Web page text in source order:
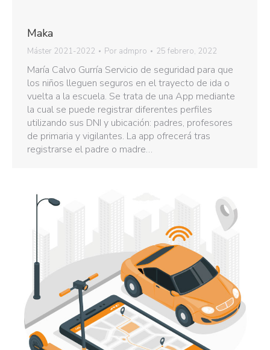
Maka
Máster 2021-2022 Por admpro 25 febrero, 2022
María Calvo Gurría Servicio de seguridad para que
los niños lleguen seguros en el trayecto de ida o
vuelta a la escuela. Se trata de una App mediante
la cual se puede registrar diferentes perfiles
utilizando sus DNI y ubicación: padres, profesores
de primaria y vigilantes. La app ofrecerá tras
registrarse el padre o madre…